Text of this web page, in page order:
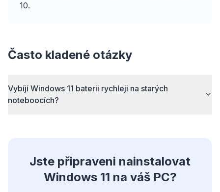
10.
Často kladené otázky
Vybíjí Windows 11 baterii rychleji na starých
noteboocích?
Jste připraveni nainstalovat
Windows 11 na váš PC?
Chytrý prefetch a pravidla cache zkracují
načítání všech webových stránek.
Zastaví AI overlay, bannery a cross-site
sledovače, které vás zpomalují.